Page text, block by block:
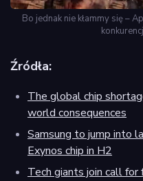
Bo jednak nie kłammy się –
Źródła:
The global chip
world consequences
Samsung to jump into
Exynos chip in H2
Tech giants join call for